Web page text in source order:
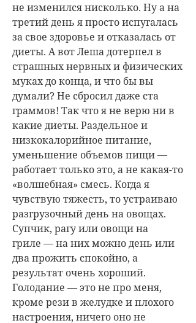
не изменился нисколько. Ну а на
третий день я просто испугалась
за свое здоровье и отказалась от
диеты. А вот Леша дотерпел в
страшных нервных и физических
муках до конца, и что бы вы
думали? Не сбросил даже ста
граммов! Так что я не верю ни в
какие диеты. Раздельное и
низкокалорийное питание,
уменьшение объемов пищи —
работает только это, а не какая-то
«волшебная» смесь. Когда я
чувствую тяжесть, то устраиваю
разгрузочный день на овощах.
Супчик, рагу или овощи на
гриле — на них можно день или
два прожить спокойно, а
результат очень хороший.
Голодание — это не про меня,
кроме рези в желудке и плохого
настроения, ничего оно не